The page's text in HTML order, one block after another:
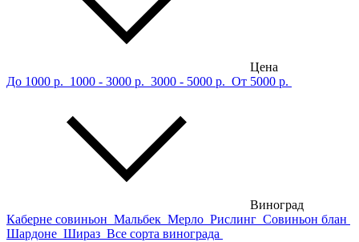
Цена
До 1000 р. 1000 - 3000 р. 3000 - 5000 р. От 5000 р.
Виноград
Каберне совиньон Мальбек Мерло Рислинг Совиньон блан
Шардоне Шираз Все сорта винограда